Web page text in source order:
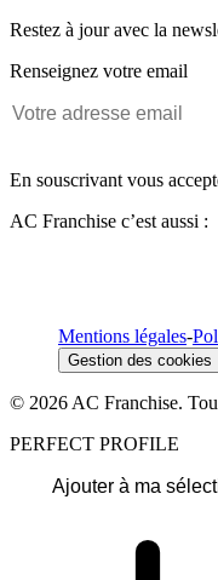
Restez à jour avec la
Renseignez votre email
En souscrivant vous
AC Franchise c’est aussi :
Mentions légales-
Gestion des cookies
© 2026 AC Franchise.
PERFECT PROFILE
Ajouter à ma